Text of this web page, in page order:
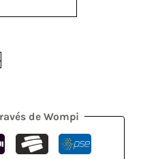
de Wompi